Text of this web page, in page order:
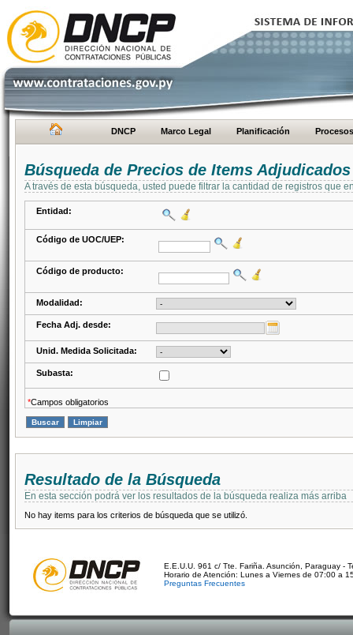
DNCP Marco Legal Planificación Procesos
Búsqueda de Precios de Items Adjudicados
A través de esta búsqueda, usted puede filtrar la cantidad de registros que
Entidad:
Código de UOC/UEP:
Código de producto:
Modalidad:
Fecha Adj. desde:
Unid. Medida Solicitada:
Subasta:
*Campos obligatorios
Resultado de la Búsqueda
En esta sección podrá ver los resultados de la búsqueda realiza más arriba
No hay items para los criterios de búsqueda que se utilizó.
E.E.U.U. 961 c/ Tte. Fariña. Asunción, Paraguay -
Horario de Atención: Lunes a Viernes de 07:00 a
Preguntas Frecuentes